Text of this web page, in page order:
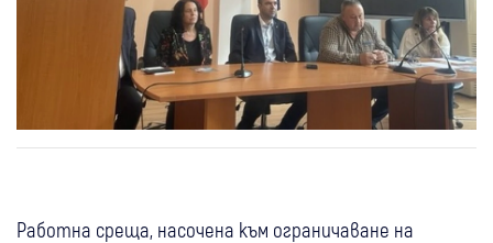
Работна среща, насочена към ограничаване на